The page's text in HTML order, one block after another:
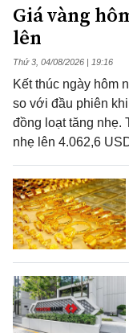
Giá vàng
lên
Thứ 3, 04/08/2026 | 19:16
Kết thúc ngày hôm
so với đầu phiên
đồng loạt tăng nhẹ.
nhẹ lên 4.062,6